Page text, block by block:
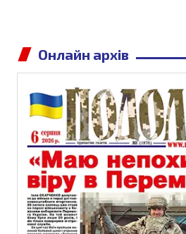
Онлайн архів